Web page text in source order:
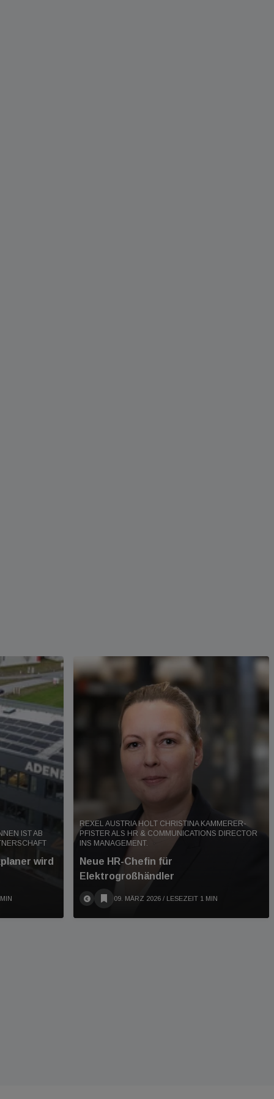
IST AB
wird
REXEL AUSTRIA HOLT CHRISTINA KAMMERER-
PFISTER ALS HR & COMMUNICATIONS DIRECTOR
INS MANAGEMENT.
Neue HR-Chefin für
Elektrogroßhändler
09. MÄRZ 2026 / LESEZEIT 1 MIN